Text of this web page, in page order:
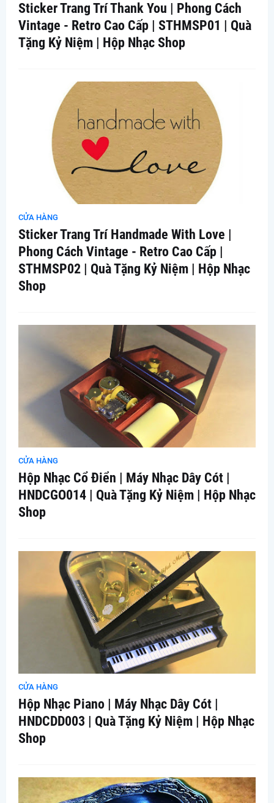
Sticker Trang Trí Thank You | Phong Cách
Vintage - Retro Cao Cấp | STHMSP01 | Quà
Tặng Kỷ Niệm | Hộp Nhạc Shop
CỬA HÀNG
Sticker Trang Trí Handmade With Love |
Phong Cách Vintage - Retro Cao Cấp |
STHMSP02 | Quà Tặng Kỷ Niệm | Hộp Nhạc
Shop
CỬA HÀNG
Hộp Nhạc Cổ Điển | Máy Nhạc Dây Cót |
HNDCGO014 | Quà Tặng Kỷ Niệm | Hộp Nhạc
Shop
CỬA HÀNG
Hộp Nhạc Piano | Máy Nhạc Dây Cót |
HNDCDD003 | Quà Tặng Kỷ Niệm | Hộp Nhạc
Shop